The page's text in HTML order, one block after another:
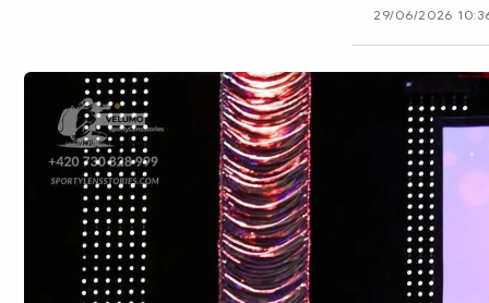
QUỐC TẾ
VĂN HÓA - THỂ THAO
BẠN ĐỌC & CAND
29/06/2026